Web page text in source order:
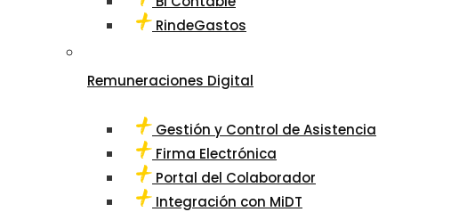
RindeGastos
Remuneraciones Digital
Gestión y Control de Asistencia
Firma Electrónica
Portal del Colaborador
Integración con MiDT